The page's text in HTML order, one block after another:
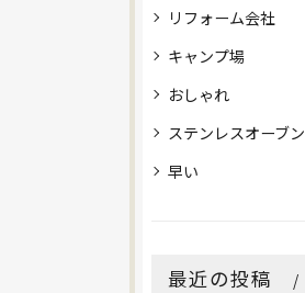
リフォーム会社
キャンプ場
おしゃれ
ステンレスオーブン
早い
最近の投稿